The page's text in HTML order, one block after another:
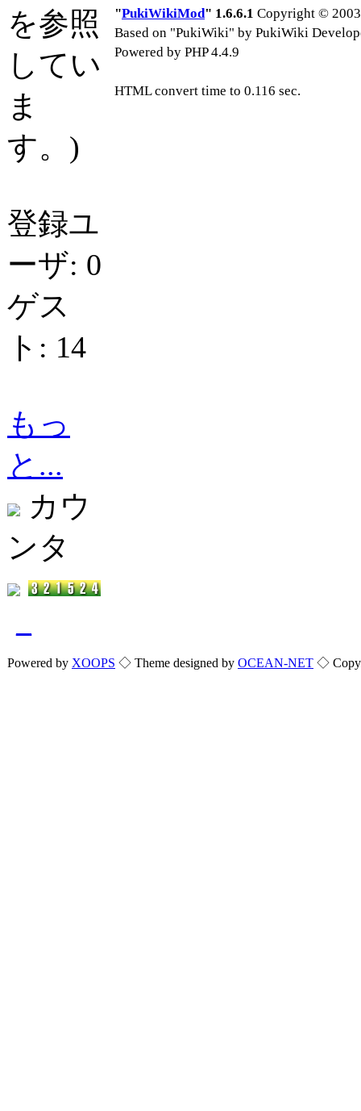
を参照
してい
ま
す。)
登録ユ
ーザ: 0
ゲス
ト: 14
もっ
と...
カウ
ンタ
"PukiWikiMod" 1.6.6.1 Copyright ©
Based on "PukiWiki" by PukiWiki
Powered by PHP 4.4.9
HTML convert time to 0.116 sec.
Powered by XOOPS ◇ Theme designed by OCEAN-NET ◇